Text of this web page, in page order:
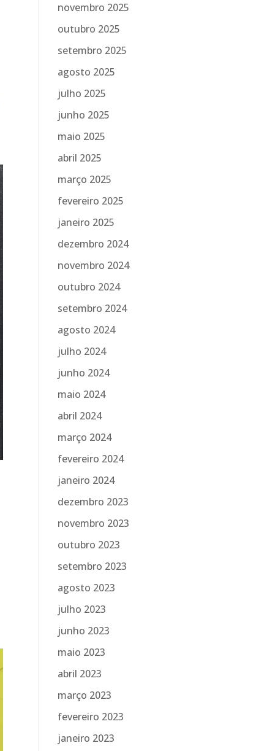
novembro 2025
outubro 2025
setembro 2025
agosto 2025
julho 2025
junho 2025
maio 2025
abril 2025
março 2025
fevereiro 2025
janeiro 2025
dezembro 2024
novembro 2024
outubro 2024
setembro 2024
agosto 2024
julho 2024
junho 2024
maio 2024
abril 2024
março 2024
fevereiro 2024
janeiro 2024
dezembro 2023
novembro 2023
outubro 2023
setembro 2023
agosto 2023
julho 2023
junho 2023
maio 2023
abril 2023
março 2023
fevereiro 2023
janeiro 2023